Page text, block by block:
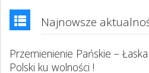
Najnowsze
Przemienienie Pańskie –
Polski ku wolności !